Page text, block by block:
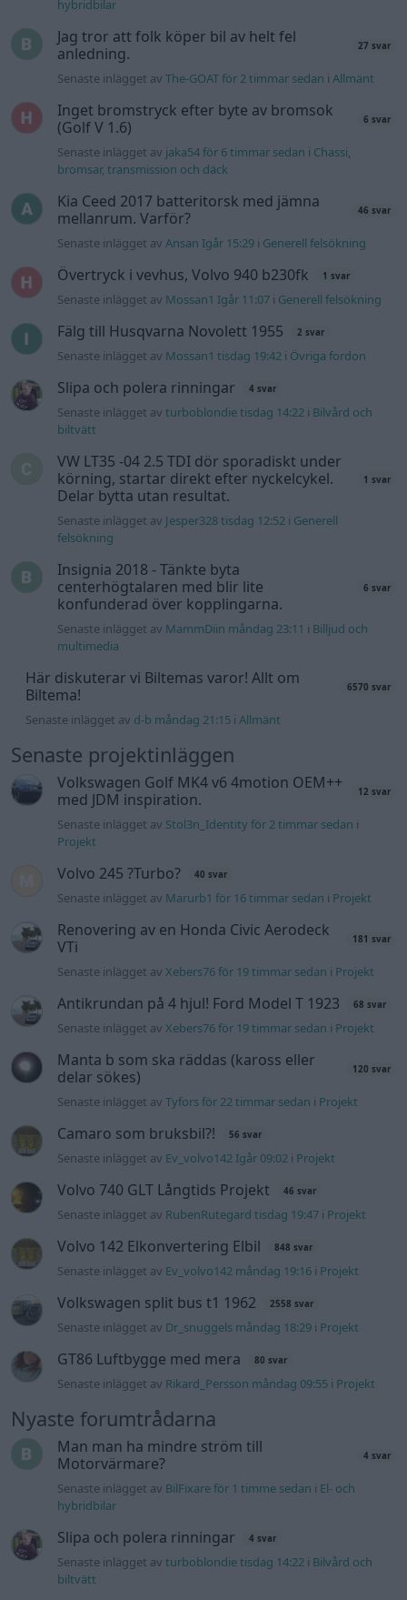
hybridbilar
Jag tror att folk köper bil av helt fel
anledning.
27 svar
Senaste inlägget avThe-GOAT för 2 timmar sedan iAllmänt
Inget bromstryck efter byte av bromsok
(Golf V 1.6)
6 svar
Senaste inlägget av jaka54 för 6 timmar sedan i Chassi,
bromsar, transmission och däck
Kia Ceed 2017 batteritorsk med jämna
mellanrum. Varför?
46 svar
Senaste inlägget avAnsan Igår 15:29 i Generell felsökning
Övertryck i vevhus, Volvo 940 b230fk 1 svar
Senaste inlägget av Mossan1 Igår 11:07 i Generell felsökning
Fälg till Husqvarna Novolett 1955 2 svar
Senaste inlägget av Mossan1 tisdag 19:42 i Övriga fordon
Slipa och polera rinningar 4 svar
Senaste inlägget avturboblondie tisdag 14:22 i Bilvård och
biltvätt
VW LT35 -04 2.5 TDI dör sporadiskt under
körning, startar direkt efter nyckelcykel.
Delar bytta utan resultat.
1 svar
Senaste inlägget av Jesper328 tisdag 12:52 i Generell
felsökning
Insignia 2018 - Tänkte byta
centerhögtalaren med blir lite
konfunderad över kopplingarna.
6 svar
Senaste inlägget av MammDiin måndag 23:11 i Billjud och
multimedia
Här diskuterar vi Biltemas varor! Allt om
Biltema!
6570 svar
Senaste inlägget av d-b måndag 21:15 i Allmänt
Senaste projektinläggen
Volkswagen Golf MK4 v6 4motion OEM++
med JDM inspiration.
12 svar
Senaste inlägget av Stol3n_Identity för 2 timmar sedan i
Projekt
Volvo 245 ?Turbo? 40 svar
Senaste inlägget av Marurb1 för 16 timmar sedan i Projekt
Renovering av en Honda Civic Aerodeck
VTi
181 svar
Senaste inlägget avXebers76 för 19 timmar sedan i Projekt
Antikrundan på 4 hjul! Ford Model T 1923 68 svar
Senaste inlägget avXebers76 för 19 timmar sedan i Projekt
Manta b som ska räddas (kaross eller
delar sökes)
120 svar
Senaste inlägget avTyfors för 22 timmar sedan i Projekt
Camaro som bruksbil?! 56 svar
Senaste inlägget av Ev_volvo142 Igår 09:02 i Projekt
Volvo 740 GLT Långtids Projekt 46 svar
Senaste inlägget av RubenRutegard tisdag 19:47 i Projekt
Volvo 142 Elkonvertering Elbil 848 svar
Senaste inlägget av Ev_volvo142 måndag 19:16 i Projekt
Volkswagen split bus t1 1962 2558 svar
Senaste inlägget av Dr_snuggels måndag 18:29 i Projekt
GT86 Luftbygge med mera 80 svar
Senaste inlägget av Rikard_Persson måndag 09:55 i Projekt
Nyaste forumtrådarna
Man man ha mindre ström till
Motorvärmare?
4 svar
Senaste inlägget av BilFixare för 1 timme sedan i El- och
hybridbilar
Slipa och polera rinningar 4 svar
Senaste inlägget avturboblondie tisdag 14:22 i Bilvård och
biltvätt